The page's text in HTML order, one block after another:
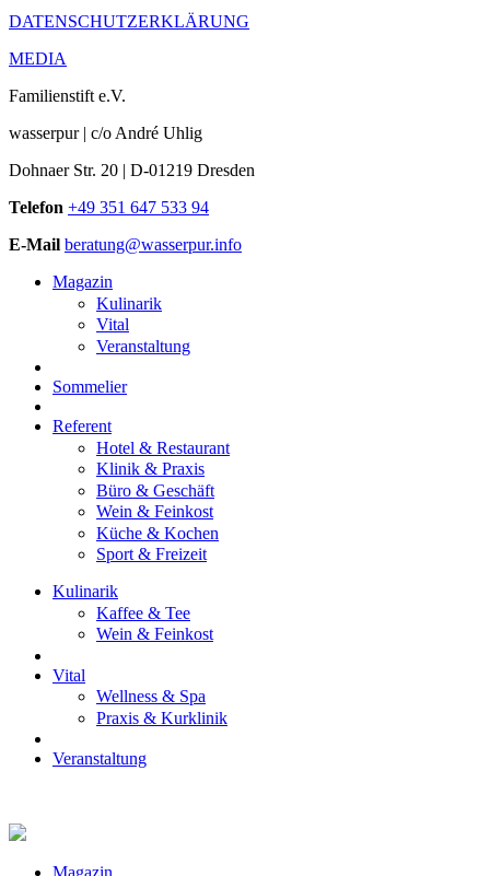
DATENSCHUTZERKLÄRUNG
MEDIA
Familienstift e.V.
wasserpur | c/o André Uhlig
Dohnaer Str. 20 | D-01219 Dresden
Telefon +49 351 647 533 94
E-Mail beratung@wasserpur.info
Magazin
Kulinarik
Vital
Veranstaltung
Sommelier
Referent
Hotel & Restaurant
Klinik & Praxis
Büro & Geschäft
Wein & Feinkost
Küche & Kochen
Sport & Freizeit
Kulinarik
Kaffee & Tee
Wein & Feinkost
Vital
Wellness & Spa
Praxis & Kurklinik
Veranstaltung
Magazin